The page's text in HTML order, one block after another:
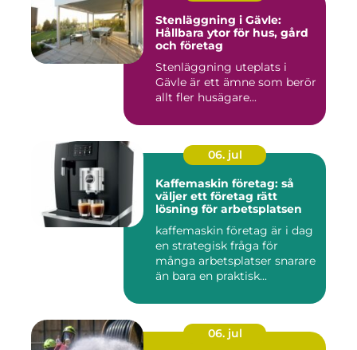
Stenläggning i Gävle:
Hållbara ytor för hus, gård
och företag
Stenläggning uteplats i
Gävle är ett ämne som berör
allt fler husägare...
06. jul
Kaffemaskin företag: så
väljer ett företag rätt
lösning för arbetsplatsen
kaffemaskin företag är i dag
en strategisk fråga för
många arbetsplatser snarare
än bara en praktisk...
06. jul